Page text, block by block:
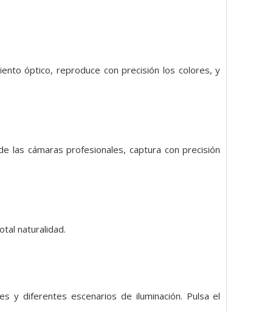
óptico, reproduce con precisión los colores, y
las cámaras profesionales, captura con precisión
naturalidad.
y diferentes escenarios de iluminación. Pulsa el